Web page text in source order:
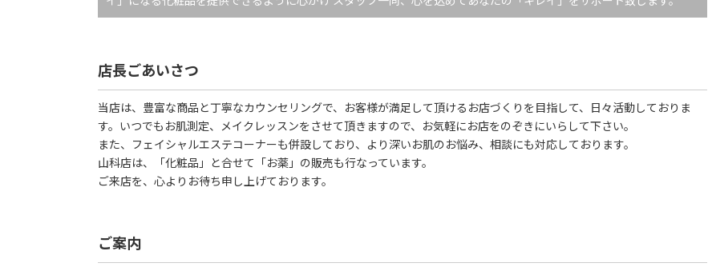
店長ごあいさつ
当店は、豊富な商品と丁寧なカウンセリングで、お客様が満足して頂けるお店づくりを目指して、日々活動しておりま
す。いつでもお肌測定、メイクレッスンをさせて頂きますので、お気軽にお店をのぞきにいらして下さい。
また、フェイシャルエステコーナーも併設しており、より深いお肌のお悩み、相談にも対応しております。
山科店は、「化粧品」と合せて「お薬」の販売も行なっています。
ご来店を、心よりお待ち申し上げております。
ご案内